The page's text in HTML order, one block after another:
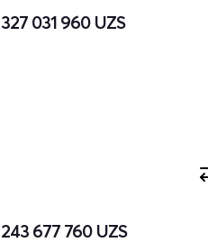
327 031 960 UZS
243 677 760 UZS